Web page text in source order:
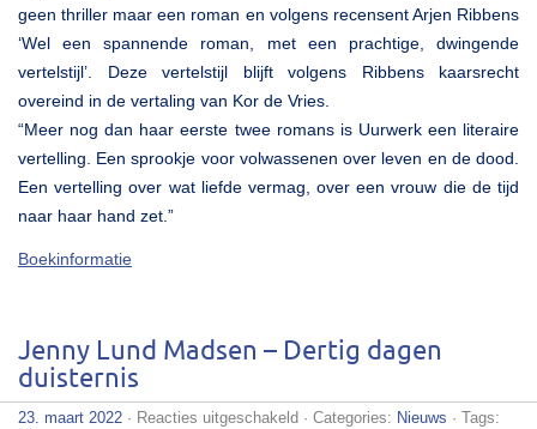
geen thriller maar een roman en volgens recensent Arjen Ribbens
‘Wel een spannende roman, met een prachtige, dwingende
vertelstijl’. Deze vertelstijl blijft volgens Ribbens kaarsrecht
overeind in de vertaling van Kor de Vries.
“Meer nog dan haar eerste twee romans is Uurwerk een literaire
vertelling. Een sprookje voor volwassenen over leven en de dood.
Een vertelling over wat liefde vermag, over een vrouw die de tijd
naar haar hand zet.”
Boekinformatie
Jenny Lund Madsen – Dertig dagen
duisternis
23. maart 2022 · Reacties uitgeschakeldvoor
· Categories: Nieuws · Tags: